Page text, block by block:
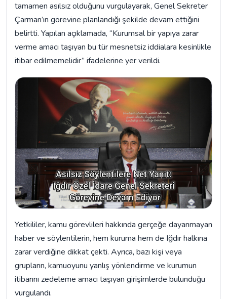
tamamen asılsız olduğunu vurgulayarak, Genel Sekreter
Çarman’ın görevine planlandığı şekilde devam ettiğini
belirtti. Yapılan açıklamada, “Kurumsal bir yapıya zarar
verme amacı taşıyan bu tür mesnetsiz iddialara kesinlikle
itibar edilmemelidir” ifadelerine yer verildi.
Yetkililer, kamu görevlileri hakkında gerçeğe dayanmayan
haber ve söylentilerin, hem kuruma hem de Iğdır halkına
zarar verdiğine dikkat çekti. Ayrıca, bazı kişi veya
grupların, kamuoyunu yanlış yönlendirme ve kurumun
itibarını zedeleme amacı taşıyan girişimlerde bulunduğu
vurgulandı.